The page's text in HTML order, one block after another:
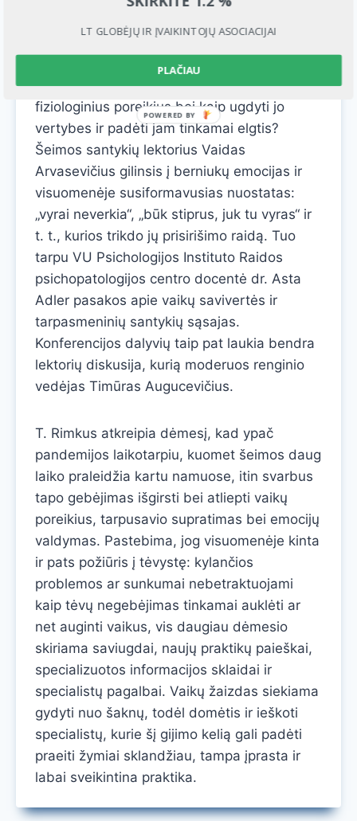
poreikius Diskusijų metu bus siekiama
išsiaiškinti, kaip užmegzti ryšį su vaiku ir
kodėl jis toks svarbus? Kaip atliepti vaiko
fiziologinius poreikius bei kaip ugdyti jo
vertybes ir padėti jam tinkamai elgtis?
Šeimos santykių lektorius Vaidas
Arvasevičius gilinsis į berniukų emocijas ir
visuomenėje susiformavusias nuostatas:
„vyrai neverkia“, „būk stiprus, juk tu vyras“ ir
t. t., kurios trikdo jų prisirišimo raidą. Tuo
tarpu VU Psichologijos Instituto Raidos
psichopatologijos centro docentė dr. Asta
Adler pasakos apie vaikų savivertės ir
tarpasmeninių santykių sąsajas.
Konferencijos dalyvių taip pat laukia bendra
lektorių diskusija, kurią moderuos renginio
vedėjas Timūras Augucevičius.
T. Rimkus atkreipia dėmesį, kad ypač
pandemijos laikotarpiu, kuomet šeimos daug
laiko praleidžia kartu namuose, itin svarbus
tapo gebėjimas išgirsti bei atliepti vaikų
poreikius, tarpusavio supratimas bei emocijų
valdymas. Pastebima, jog visuomenėje kinta
ir pats požiūris į tėvystę: kylančios
problemos ar sunkumai nebetraktuojami
kaip tėvų negebėjimas tinkamai auklėti ar
net auginti vaikus, vis daugiau dėmesio
skiriama saviugdai, naujų praktikų paieškai,
specializuotos informacijos sklaidai ir
specialistų pagalbai. Vaikų žaizdas siekiama
gydyti nuo šaknų, todėl domėtis ir ieškoti
specialistų, kurie šį gijimo kelią gali padėti
praeiti žymiai sklandžiau, tampa įprasta ir
labai sveikintina praktika.
LT GLOBĖJŲ IR ĮVAIKINTOJŲ ASOCIACIJAI
PLAČIAU
POWERED
BY